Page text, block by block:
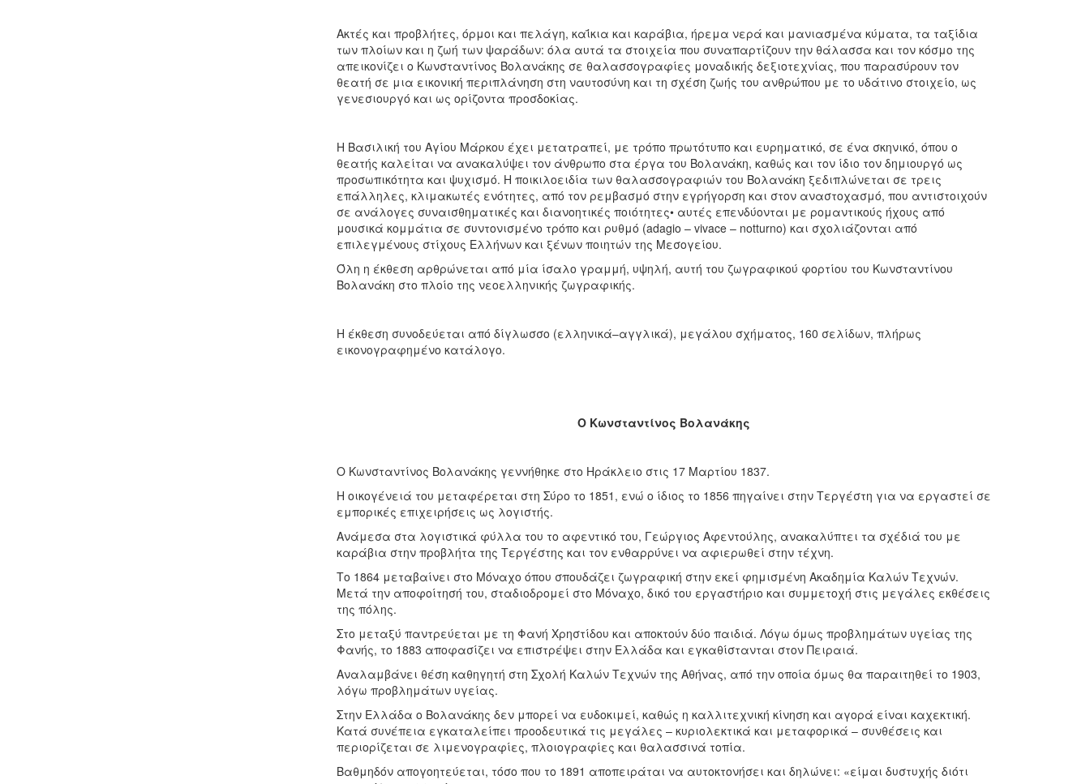
Ακτές και προβλήτες, όρμοι και πελάγη, καΐκια και καράβια, ήρεμα νερά και μανιασμένα κύματα, τα ταξίδια
των πλοίων και η ζωή των ψαράδων: όλα αυτά τα στοιχεία που συναπαρτίζουν την θάλασσα και τον κόσμο της
απεικονίζει ο Κωνσταντίνος Βολανάκης σε θαλασσογραφίες μοναδικής δεξιοτεχνίας, που παρασύρουν τον
θεατή σε μια εικονική περιπλάνηση στη ναυτοσύνη και τη σχέση ζωής του ανθρώπου με το υδάτινο στοιχείο, ως
γενεσιουργό και ως ορίζοντα προσδοκίας.
Η Βασιλική του Αγίου Μάρκου έχει μετατραπεί, με τρόπο πρωτότυπο και ευρηματικό, σε ένα σκηνικό, όπου ο
θεατής καλείται να ανακαλύψει τον άνθρωπο στα έργα του Βολανάκη, καθώς και τον ίδιο τον δημιουργό ως
προσωπικότητα και ψυχισμό. H ποικιλοειδία των θαλασσογραφιών του Βολανάκη ξεδιπλώνεται σε τρεις
επάλληλες, κλιμακωτές ενότητες, από τον ρεμβασμό στην εγρήγορση και στον αναστοχασμό, που αντιστοιχούν
σε ανάλογες συναισθηματικές και διανοητικές ποιότητες• αυτές επενδύονται με ρομαντικούς ήχους από
μουσικά κομμάτια σε συντονισμένο τρόπο και ρυθμό (adagio – vivace – notturno) και σχολιάζονται από
επιλεγμένους στίχους Ελλήνων και ξένων ποιητών της Μεσογείου.
Όλη η έκθεση αρθρώνεται από μία ίσαλο γραμμή, υψηλή, αυτή του ζωγραφικού φορτίου του Κωνσταντίνου
Βολανάκη στο πλοίο της νεοελληνικής ζωγραφικής.
Η έκθεση συνοδεύεται από δίγλωσσο (ελληνικά–αγγλικά), μεγάλου σχήματος, 160 σελίδων, πλήρως
εικονογραφημένο κατάλογο.
Ο Κωνσταντίνος Βολανάκης
Ο Κωνσταντίνος Βολανάκης γεννήθηκε στο Ηράκλειο στις 17 Μαρτίου 1837.
Η οικογένειά του μεταφέρεται στη Σύρο το 1851, ενώ ο ίδιος το 1856 πηγαίνει στην Τεργέστη για να εργαστεί σε
εμπορικές επιχειρήσεις ως λογιστής.
Ανάμεσα στα λογιστικά φύλλα του το αφεντικό του, Γεώργιος Αφεντούλης, ανακαλύπτει τα σχέδιά του με
καράβια στην προβλήτα της Τεργέστης και τον ενθαρρύνει να αφιερωθεί στην τέχνη.
Το 1864 μεταβαίνει στο Μόναχο όπου σπουδάζει ζωγραφική στην εκεί φημισμένη Ακαδημία Καλών Τεχνών.
Μετά την αποφοίτησή του, σταδιοδρομεί στο Μόναχο, δικό του εργαστήριο και συμμετοχή στις μεγάλες εκθέσεις
της πόλης.
Στο μεταξύ παντρεύεται με τη Φανή Χρηστίδου και αποκτούν δύο παιδιά. Λόγω όμως προβλημάτων υγείας της
Φανής, το 1883 αποφασίζει να επιστρέψει στην Ελλάδα και εγκαθίστανται στον Πειραιά.
Αναλαμβάνει θέση καθηγητή στη Σχολή Καλών Τεχνών της Αθήνας, από την οποία όμως θα παραιτηθεί το 1903,
λόγω προβλημάτων υγείας.
Στην Ελλάδα ο Βολανάκης δεν μπορεί να ευδοκιμεί, καθώς η καλλιτεχνική κίνηση και αγορά είναι καχεκτική.
Κατά συνέπεια εγκαταλείπει προοδευτικά τις μεγάλες – κυριολεκτικά και μεταφορικά – συνθέσεις και
περιορίζεται σε λιμενογραφίες, πλοιογραφίες και θαλασσινά τοπία.
Βαθμηδόν απογοητεύεται, τόσο που το 1891 αποπειράται να αυτοκτονήσει και δηλώνει: «είμαι δυστυχής διότι